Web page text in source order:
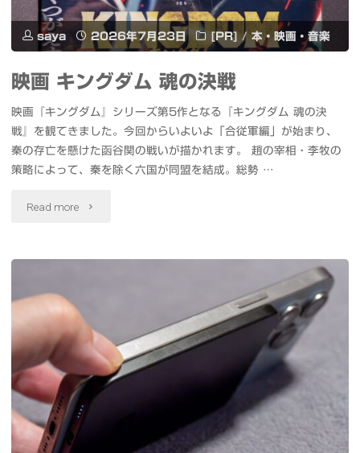
カ
ノ
コ
レ
#
ジ
#
錦
糸
町
パ
ル
コ
チ
ェ
TW
#
京
カ
と
隅
田
saya 2026年7月23日 [PR] / 本・映画・音楽
映画 キングダム 魂の決戦
映画『キングダム』シリーズ第5作となる『キングダム 魂の決
戦』を観てきました。今回からいよいよ「合従軍編」が始まり、
秦の存亡を懸けた函谷関の戦いが描かれます。 趙の宰相・李牧の
策略によって、秦を除く六国が同盟を結成。総勢 …
Read more "映
グ
ダ